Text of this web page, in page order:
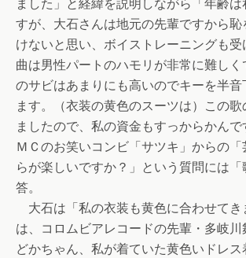
すが、大石さんは地元の先輩ですから
けないと思い、ボイストレーニングも
曲は男性パートのハモリが非常に難し
のサビはあまりにも高いのでキーを半
ます。（衣装の黄色のスーツは）この
ましたので、私の資金もすっからかんで
ＭＣのお笑いコンビ「サツキ」からの
らが楽しいですか？」という質問には「
答。
大石は「私の衣装も黄色に合わせてき
は、コロムビアレコードの先輩・多岐川
どかちゃん、私が着ていた黄色いドレ